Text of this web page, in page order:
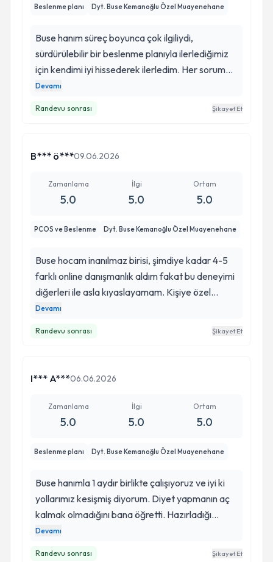
Beslenme planı Dyt. Buse Kemanoğlu Özel Muayenehane
Buse hanım süreç boyunca çok ilgiliydi,
sürdürülebilir bir beslenme planıyla ilerlediğimiz
için kendimi iyi hissederek ilerledim. Her soruma
sabırla cevap verdi ve motivasyonumu hep
Devamı
Randevu sonrası Şikayet Et
B*** ö***09.06.2026
Zamanlama
5.0
İlgi
5.0
Ortam
5.0
PCOS ve Beslenme Dyt. Buse Kemanoğlu Özel Muayenehane
Buse hocam inanılmaz birisi, şimdiye kadar 4-5
farklı online danışmanlık aldım fakat bu deneyimi
diğerleri ile asla kıyaslayamam. Kişiye özel
derken gerçekten kişiye özel çalışıyor sizinle ilgili
mutlu etti: ) Bu kadar detaylı ilgilenen,
önemseyen, taleplerinize, şikayetlerinize önem
karşılaşmadım. Yaz dönemine girdiğim için ara
edeceğim. İlgisi ve emeği için çok teşekkür
ederim
Devamı
Randevu sonrası Şikayet Et
I*** A***06.06.2026
Zamanlama
5.0
İlgi
5.0
Ortam
5.0
Beslenme planı Dyt. Buse Kemanoğlu Özel Muayenehane
Buse hanımla 1 aydır birlikte çalışıyoruz ve iyi ki
yollarımız kesişmiş diyorum. Diyet yapmanın aç
kalmak olmadığını bana öğretti. Hazırladığı
listeler hem çok doyurucu hem de gerçekten
Devamı
Randevu sonrası Şikayet Et